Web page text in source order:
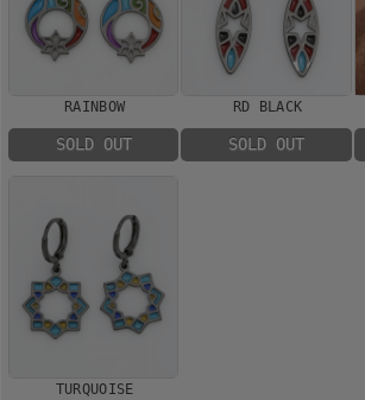
RAINBOW
SOLD OUT
RD BLACK
SOLD OUT
TURQUOISE